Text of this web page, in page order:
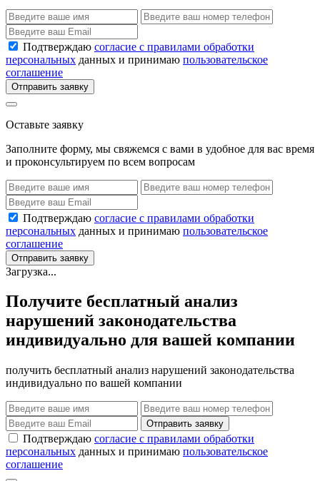
Подтверждаю согласие с правилами обработки
персональных данных и принимаю пользовательское
соглашение
Отправить заявку
Оставьте заявку
Заполните форму, мы свяжемся с вами в удобное для вас время
и проконсультируем по всем вопросам
Подтверждаю согласие с правилами обработки
персональных данных и принимаю пользовательское
соглашение
Отправить заявку
Загрузка...
Получите бесплатный анализ
нарушений законодательства
индивидуально для вашей компании
получить бесплатный анализ нарушений законодательства
индивидуально по вашей компании
Отправить заявку
Подтверждаю согласие с правилами обработки
персональных данных и принимаю пользовательское
соглашение